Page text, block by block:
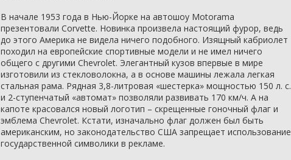
В начале 1953 года в Нью-Йорке на автошоу Motorama
презентовали Corvette. Новинка произвела настоящий фурор, ведь
до этого Америка не видела ничего подобного. Изящный кабриолет
походил на европейские спортивные модели и не имел ничего
общего с другими Chevrolet. Элегантный кузов впервые в мире
изготовили из стекловолокна, а в основе машины лежала легкая
стальная рама. Рядная 3,8-литровая «шестерка» мощностью 150 л. с.
и 2-ступенчатый «автомат» позволяли развивать 170 км/ч. А на
капоте красовался новый логотип – скрещенные гоночный флаг и
эмблема Chevrolet. Кстати, изначально флаг должен был быть
американским, но законодательство США запрещает использование
государственной символики в рекламе.